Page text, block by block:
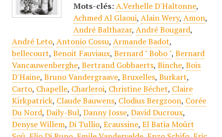
Mots-clés: A.Verhelle D'Haltonne,
Achmed Al Glaoui, Alain Wery, Amon,
André Balthazar, André Bougard,
André Leto, Antonio Cossu, Armande Badot,
bellecourt, Benoit Fauviaux, Bernard " Bobo ", Bernard
Vancauwenberghe, Bertrand Gobbaerts, Binche, Bois
D'Haine, Bruno Vandergraave, Bruxelles, Burkart,
Carto, Chapelle, Charleroi, Christine Béchet, Claire
Kirkpatrick, Claude Bauwens, Clodius Bergzoon, Corée
Du Nord, Daily-Bul, Danny Josse, David Ducroux,
Denyse Willem, Di Tullio, Ecaussine, El Batia Moûrt